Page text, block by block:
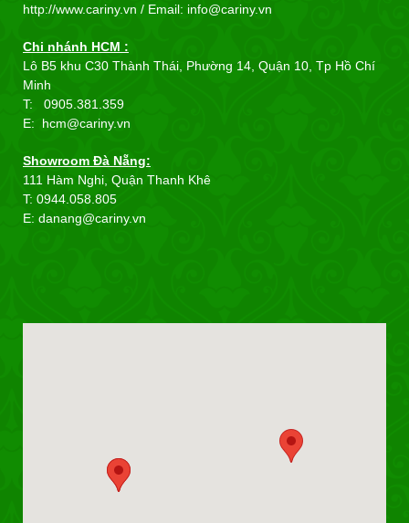
http://www.cariny.vn / Email: info@cariny.vn
Chi nhánh HCM :
Lô B5 khu C30 Thành Thái, Phường 14, Quận 10, Tp Hồ Chí
Minh
T: 0905.381.359
E: hcm@cariny.vn
Showroom Đà Nẵng:
111 Hàm Nghi, Quận Thanh Khê
T: 0944.058.805
E: danang@cariny.vn